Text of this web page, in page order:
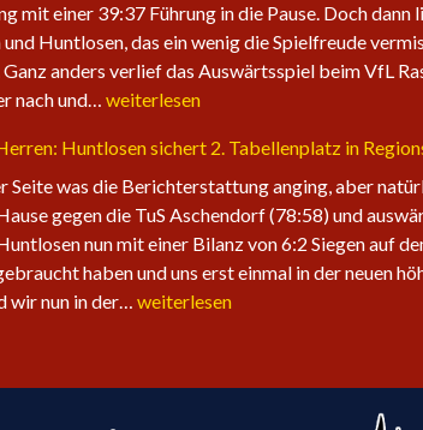
mit einer 39:37 Führung in die Pause. Doch
Huntlosen, das ein wenig die Spielfreude
Ganz anders verlief das Auswärtsspiel beim VfL
nach und… Die
Herren
der
Fire
Eagles
nehmen
wieder
auf
weiterlesen
Huntlosen sichert 2. Tabellenplatz in
Seite was die Berichterstattung anging, aber
gegen die TuS Aschendorf (78:58) und
nun mit einer Bilanz von 6:2 Siegen auf
haben und uns erst einmal in der neuen
wir nun in der… Sechster
Folge
weiterlesen